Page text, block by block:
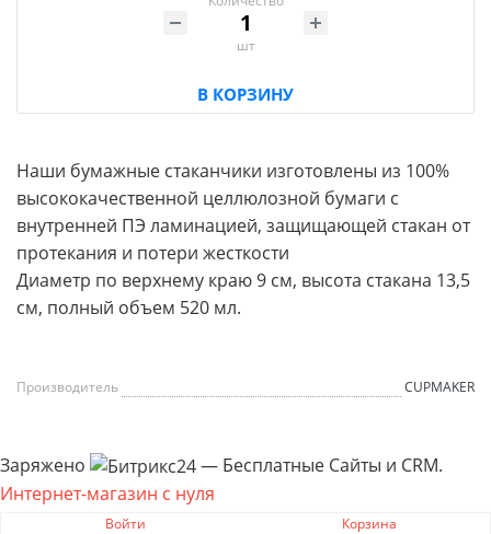
Войти Корзина
шт
В КОРЗИНУ
Наши бумажные стаканчики изготовлены из 100%
высококачественной целлюлозной бумаги с
внутренней ПЭ ламинацией, защищающей стакан от
протекания и потери жесткости
Диаметр по верхнему краю 9 см, высота стакана 13,5
см, полный объем 520 мл.
Производитель CUPMAKER
Заряжено
— Бесплатные Сайты и CRM.
Интернет-магазин с нуля
Пожаловаться на контент cайта в
Битрикс24